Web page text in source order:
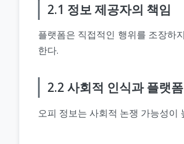
2.1 정보 제공자의 책임
플랫폼은 직접적인 행위를 조장하
한다.
2.2 사회적 인식과 플랫
오피 정보는 사회적 논쟁 가능성이